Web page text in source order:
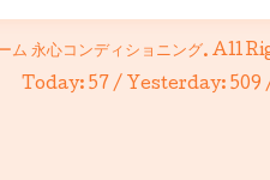
ム 永心コンディショニング. All
Today: 57 / Yesterday: 509